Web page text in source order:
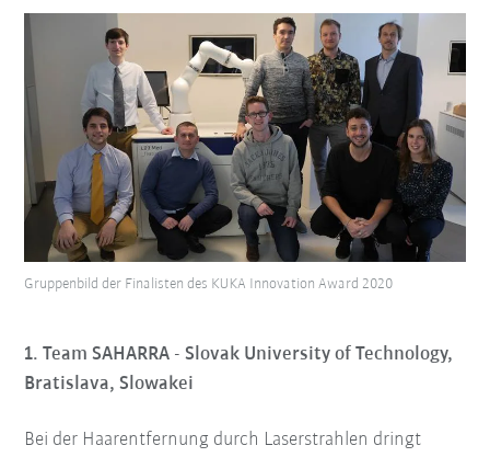
Gruppenbild der Finalisten des KUKA Innovation Award 2020
1. Team SAHARRA - Slovak University of Technology,
Bratislava, Slowakei
Bei der Haarentfernung durch Laserstrahlen dringt